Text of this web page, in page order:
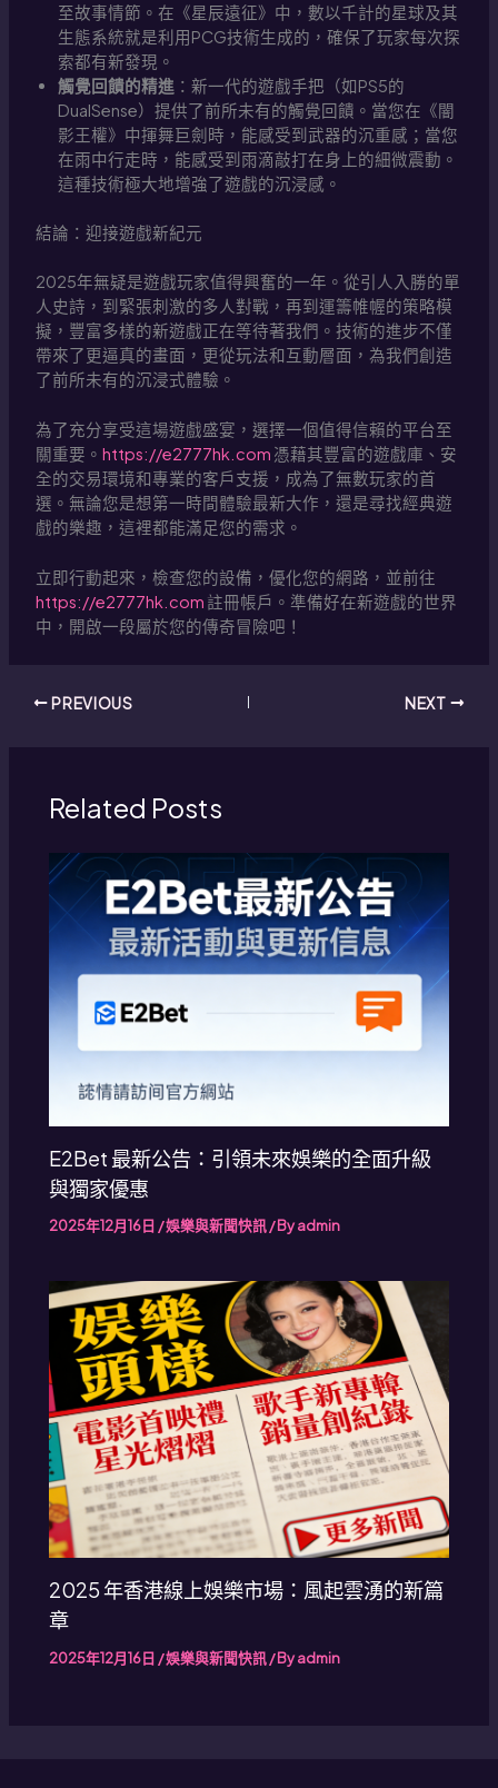
至故事情節。在《星辰遠征》中，數以千計的星球及其
生態系統就是利用PCG技術生成的，確保了玩家每次探
索都有新發現。
觸覺回饋的精進：新一代的遊戲手把（如PS5的
DualSense）提供了前所未有的觸覺回饋。當您在《闇
影王權》中揮舞巨劍時，能感受到武器的沉重感；當您
在雨中行走時，能感受到雨滴敲打在身上的細微震動。
這種技術極大地增強了遊戲的沉浸感。
結論：迎接遊戲新紀元
2025年無疑是遊戲玩家值得興奮的一年。從引人入勝的單
人史詩，到緊張刺激的多人對戰，再到運籌帷幄的策略模
擬，豐富多樣的新遊戲正在等待著我們。技術的進步不僅
帶來了更逼真的畫面，更從玩法和互動層面，為我們創造
了前所未有的沉浸式體驗。
為了充分享受這場遊戲盛宴，選擇一個值得信賴的平台至
關重要。 https://e2777hk.com 憑藉其豐富的遊戲庫、安
全的交易環境和專業的客戶支援，成為了無數玩家的首
選。無論您是想第一時間體驗最新大作，還是尋找經典遊
戲的樂趣，這裡都能滿足您的需求。
立即行動起來，檢查您的設備，優化您的網路，並前往
https://e2777hk.com 註冊帳戶。準備好在新遊戲的世界
中，開啟一段屬於您的傳奇冒險吧！
PREVIOUS NEXT
Related Posts
E2Bet 最新公告：引領未來娛樂的全面升級
與獨家優惠
2025年12月16日 /娛樂與新聞快訊/ Byadmin
2025 年香港線上娛樂市場：風起雲湧的新篇
章
2025年12月16日 /娛樂與新聞快訊/ Byadmin